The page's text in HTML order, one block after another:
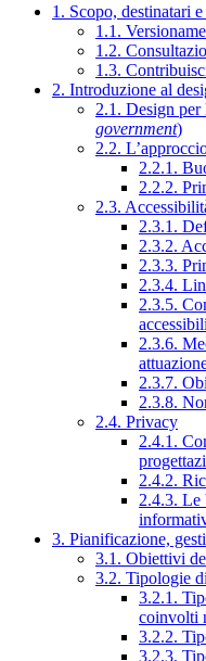
1. Scopo, destinatari
1.1.
1.2.
1.3.
2. Introduzione al
2.1. Design per
government)
2.2.
2.2.1.
2.2.2.
2.3.
2.3.1.
2.3.2.
2.3.3.
2.3.4.
2.3.5.
2.3.6.
2.3.7.
2.3.8.
2.4. Privacy
2.4.1.
2.4.2.
2.4.3. Le
3. Pianificazione,
3.1. Obiettivi
3.2. Tipologie
3.2.1.
coinvolti
3.2.2.
3.2.3.